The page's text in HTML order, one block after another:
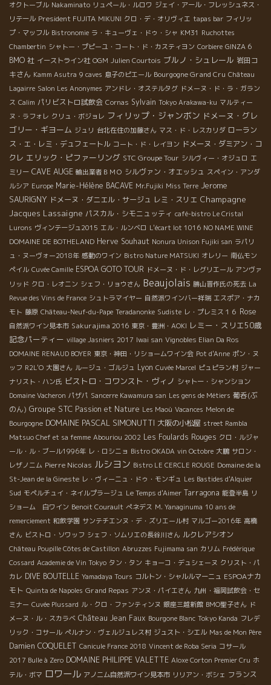
オクトーブル Nakaminato リュペール・ルロワ ジェイ・アール・フレッシュネス・
リテール President FUJITA MIKUNI クロ・デ・オリヴィエ tapas bar フィリッ
プ・マッフル Bistronomie ラ・キューヴェ・ドゥ・シャ KM31 Ruchottes
Chambertin シャトー・プピーユ・コート・ド・カスティヨン Corbiere GINZA 6
BMO 社 イーストライン社 OGM Julien Courtois ブルノ・シュレール 岩田コ
キさん Kamm Asutra 9 caves 息子のピエール Bourgogne Grand Cru Château
Lagairre Salon Les Anonymes アンドレ・オステルタグ ドメーヌ・ド・ラ・ガラン
ス Calim パリビストロ試飲会 Cornas Sylvain Tokyo Arakawa-ku マルティー
ヌ・ラフォレ クリュ・ボジョレ フィリップ・ジャンボン ドメーヌ・グレ
ゴリー・ギヨーム ジュリ 台北在住の加藤さん マス・ド・レスカリダ ローラン
ス・エ・レミ・デュフェートル コート・ド・レイヨン ドメーヌ・ダミアン・コ
クレ エリック・ピファーリング STC Groupe Tour シルヴィー・オジュロ エ
ミリー CAVE AUGE 輸出業者ＢＭＯ シルヴァン・オエッシュ スペイン・アンダ
ルシア Europe Marie-Hélène BACAVE Mr.Fujiki Miss Terre Jerome
SAURIGNY ドメーヌ・ダニエル・サージュ レミ・スリエ Champagne
Jacques Lassaigne パスカル・シモニュッティ café-bistro Le Cristal
Lurons ヴィンテージュ2015 エル・ルンベロ L'écart lot 1016 NO NAME WINE
DOMAINE DE BOTHELAND Herve Souhaut Nonura Unison Fujiki san ラパリ
ュ・ヌーヴォー2018年 感動のワイン Bistro Nature MATSUKI オレリー 南仏モン
ペイル Cuvée Camille ESPOA GOTO TOUR ドメーヌ・ド・レグリエール アンヴァ
リッド クロ・レオニン シェフ・リョウさん Beaujolais 勝山晋作氏の死去 La
Revue des Vins de France シュトラマイヤー 自然派ワインバー祥瑞 エスポア・ナカ
モト 藤原 Château-Neuf-du-Pape Teradanonke Sudiste レ・プレミス１６ Rose
自然派ワイン見本市 Sakurajima 2016 東京・豊洲・AOKI レミー・スリエ50歳
記念パーティー village Jasniers 2017 Iwai san Vignobles Elian Da Ros
DOMAINE RENAUD BOYER 東京・神田・リショームワイン会 Pot d'Anne ポン・ヌ
ッフ R2L'O 大園さん ルージュ・ゴルジュ Lyon Cuvée Marcel ピュピラン村 ジャー
ナリスト・ハン氏 ビストロ・コワンスト・ヴィノ シャトー・シャンション
Domaine Vacheron パザパ Sancerre Kawamura san Les gens de Métiers 葡呑(ぶ
のん) Groupe STC Passion et Nature Les Maoù Vacances Melon de
Bourgogne DOMAINE PASCAL SIMONUTTI 大阪の小松屋 street Rambla
Matsuo Chef et sa femme Abouriou 2002 Les Foulards Rouges クロ・ルジャ
ール・ル・ブール1996年 レ・ロシニョ Bistro OKADA vin Octobre 大鵬 サロン・
レザノニム Pierre Nicolas ルシヨン Bistro LE CERCLE ROUGE Domaine de la
St-Jean de la Gineste レ・ヴィーニュ・ドゥ・モンギュ Les Bastides d'Alquier
Sud モペルチュイ・ネイルプラージュ Le Temps d'Aimer Tarragona 能登半島 リ
ショーム 白ワイン Benoit Courault ぺネデス M. Yanaginuma 10 ans de
remerciement 和飲学園 サンテチエンヌ・デ・ズリエール村 マルゴー2016年 高橋
さん ビストロ・ソワッフ シェフ・ソムリエの長谷川さん ルクレアシオン
Château Poupille Côtes de Castillon Abruzzes Fujimama san カリム Frédérique
Cossard Academie de Vin Tokyo タン・タン キョーコ・デュシェーヌ クリスト・パ
カレ DIVE BOUTELLE Yamadaya Tours コルトン・シャルルマーニュ ESPOAナカ
モト Quinta de Napoles Grand Repas アンヌ・パイエさん 九州・福岡試飲会・セ
ミナー Cuvée Plussard ル・クロ・ファンティンヌ 銀座三越新館 BMO聖子さん ド
メーヌ・ル・スカラベ Château Jean Faux Bourgone Blanc Tokyo Kanda フレデ
リック・コサール ぺルナン・ヴェルジュレス村 ジュスト・シエル Mas de Mon Père
Damien COQUELET Canicule France 2018 Vincent de Roba Seria コサール
2017 Bulle à Zero DOMAINE PHILIPPE VALETTE Aloxe Corton Premier Cru ホ
テル・ボマ ロワール アノニム自然派ワイン見本市 リリアン・ボシェ フランス